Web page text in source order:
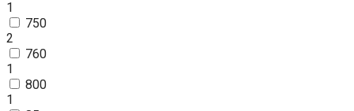
1
750
2
760
1
800
1